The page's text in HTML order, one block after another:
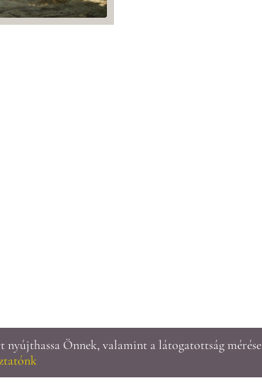
Impresszum
Önnek, valamint a látogatottság mérése